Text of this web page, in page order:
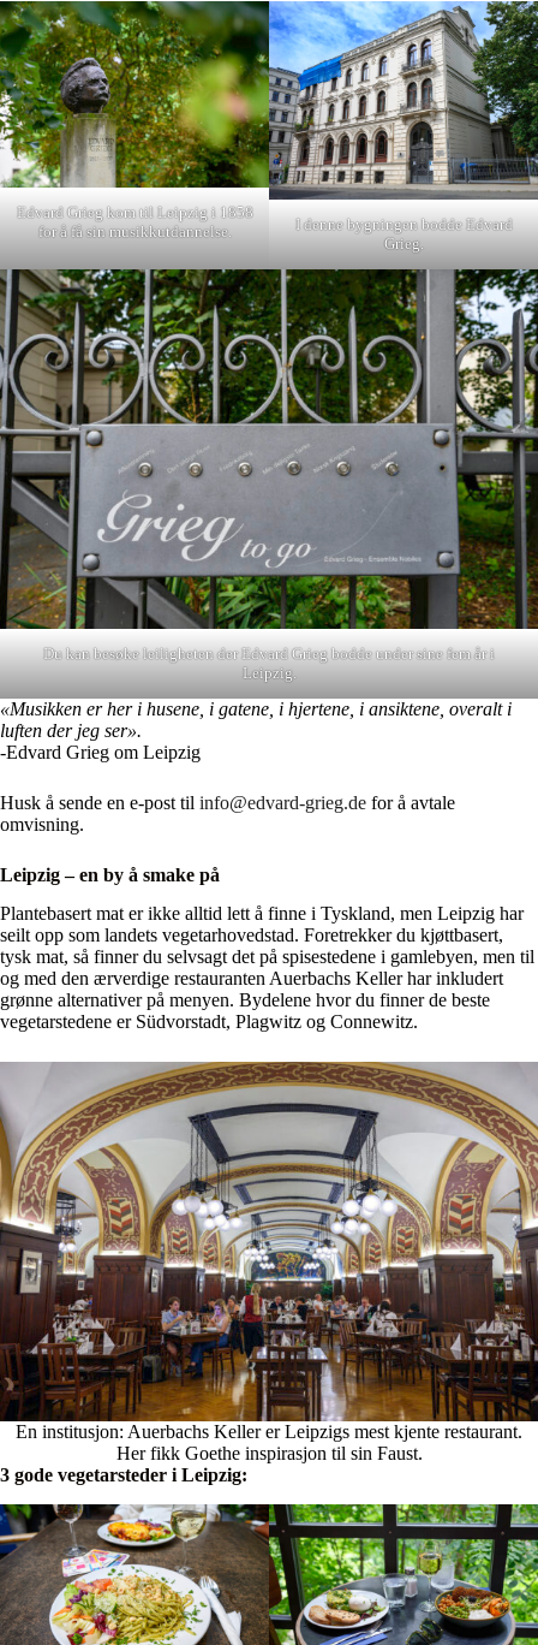
Edvard Grieg kom til Leipzig i 1858
for å få sin musikkutdannelse.
I denne bygningen bodde Edvard
Grieg.
Du kan besøke leiligheten der Edvard Grieg bodde under sine fem år i
Leipzig.
«Musikken er her i husene, i gatene, i hjertene, i ansiktene, overalt i
luften der jeg ser».
-Edvard Grieg om Leipzig
Husk å sende en e-post til info@edvard-grieg.de for å avtale
omvisning.
Leipzig – en by å smake på
Plantebasert mat er ikke alltid lett å finne i Tyskland, men Leipzig har
seilt opp som landets vegetarhovedstad. Foretrekker du kjøttbasert,
tysk mat, så finner du selvsagt det på spisestedene i gamlebyen, men til
og med den ærverdige restauranten Auerbachs Keller har inkludert
grønne alternativer på menyen. Bydelene hvor du finner de beste
vegetarstedene er Südvorstadt, Plagwitz og Connewitz.
En institusjon: Auerbachs Keller er Leipzigs mest kjente restaurant.
Her fikk Goethe inspirasjon til sin Faust.
3 gode vegetarsteder i Leipzig: